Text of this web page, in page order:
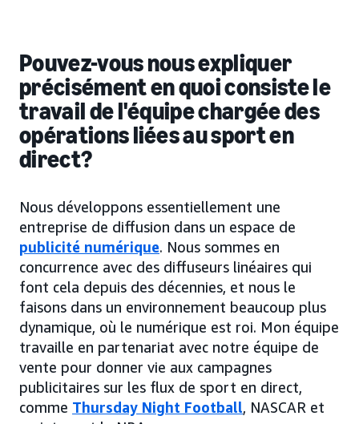
Pouvez-vous nous expliquer
précisément en quoi consiste le
travail de l'équipe chargée des
opérations liées au sport en
direct?
Nous développons essentiellement une
entreprise de diffusion dans un espace de
publicité numérique. Nous sommes en
concurrence avec des diffuseurs linéaires qui
font cela depuis des décennies, et nous le
faisons dans un environnement beaucoup plus
dynamique, où le numérique est roi. Mon équipe
travaille en partenariat avec notre équipe de
vente pour donner vie aux campagnes
publicitaires sur les flux de sport en direct,
comme Thursday Night Football, NASCAR et